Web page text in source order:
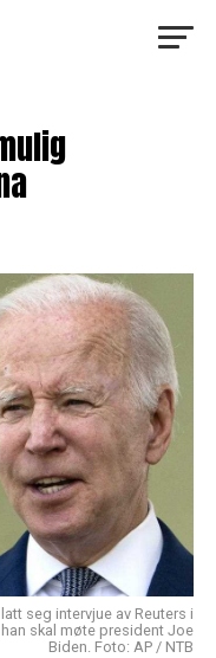
seg intervjue av Reuters i
skal møte president Joe
Biden. Foto: AP / NTB